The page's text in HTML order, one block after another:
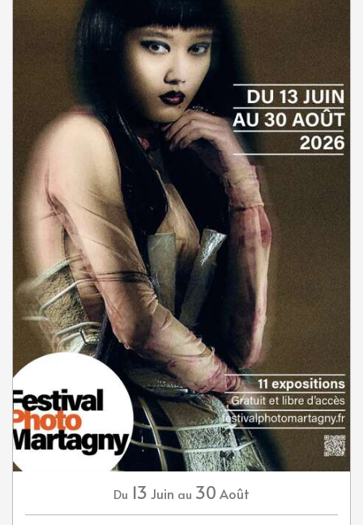
Du 13 Juin au 30 Août